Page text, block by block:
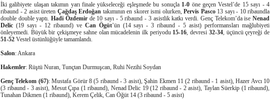
İki galibiyete ulaşan takımın yarı finale yükseleceği eşleşmede bu sonuçla 1-0 öne geçen Vestel’de 15 sayı - 4
ribaund - 2 asist üreten Çağdaş Erdoğan takımının en skorer ismi olurken, Pervis Pasco13 sayı - 10 ribaundla
double double yaptı.Hadi Özdemirde 10 sayı - 5 ribaund - 3 asistlik katkı verdi. Genç Telekom’da iseNenad
Delic (19 sayı - 12 ribaund) ve Can Ögüt’ün (14 sayı - 3 ribaund - 5 asist) performansları mağlubiyeti
önleyemedi. Büyük bir çekişmeye sahne olan mücadelenin ilk periyodu 15-16 , devresi 32-34, üçüncü çeyreği de
51-52 Vestel üstünlüğüyle tamamlandı.
Salon: Ankara
Hakemler: Rüştü Nuran, Tunçtan Durmuşcan, Ruhi Nezihi Soydan
Genç Telekom (67): Mustafa Görür 8 (5 ribaund - 3 asist), Şahin Ekmen 11 (2 ribaund - 1 asist), Hazer Avcı 10
(3 ribaund - 3 asist), Mesut Çıpa (1 ribaund), Nenad Delic 19 (12 ribaund - 2 asist), Taylan Süerkip (1 ribaund),
Tunahan Dikmen (1 ribaund), Kerem Çelik, Can Öğüt 14 (3 ribaund - 5 asist)